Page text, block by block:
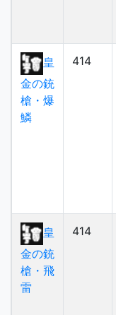
皇
金の銃
槍・爆
鱗
414
皇
金の銃
槍・飛
雷
414